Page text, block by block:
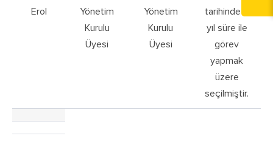
Erol
Yönetim
Kurulu
Üyesi
Yönetim
Kurulu
Üyesi
tarihinde 3
yıl süre ile
görev
yapmak
üzere
seçilmiştir.